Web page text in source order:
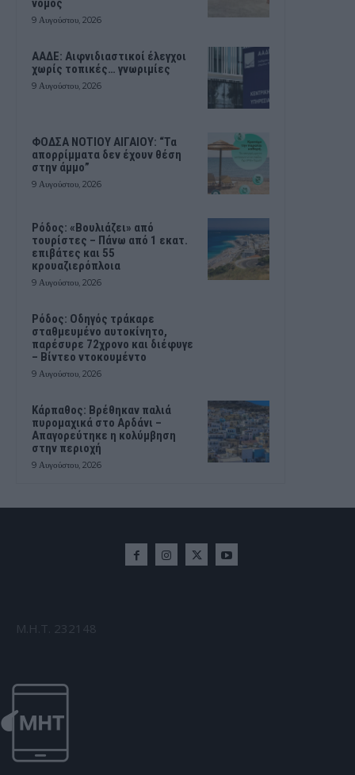
νόμος
9 Αυγούστου, 2026
ΑΑΔΕ: Αιφνιδιαστικοί έλεγχοι
χωρίς τοπικές… γνωριμίες
9 Αυγούστου, 2026
ΦΟΔΣΑ ΝΟΤΙΟΥ ΑΙΓΑΙΟΥ: “Τα
απορρίμματα δεν έχουν θέση
στην άμμο”
9 Αυγούστου, 2026
Ρόδος: «Βουλιάζει» από
τουρίστες – Πάνω από 1 εκατ.
επιβάτες και 55
κρουαζιερόπλοια
9 Αυγούστου, 2026
Ρόδος: Οδηγός τράκαρε
σταθμευμένο αυτοκίνητο,
παρέσυρε 72χρονο και διέφυγε
– Βίντεο ντοκουμέντο
9 Αυγούστου, 2026
Κάρπαθος: Βρέθηκαν παλιά
πυρομαχικά στο Αρδάνι –
Απαγορεύτηκε η κολύμβηση
στην περιοχή
9 Αυγούστου, 2026
Μ.Η.Τ. 232148